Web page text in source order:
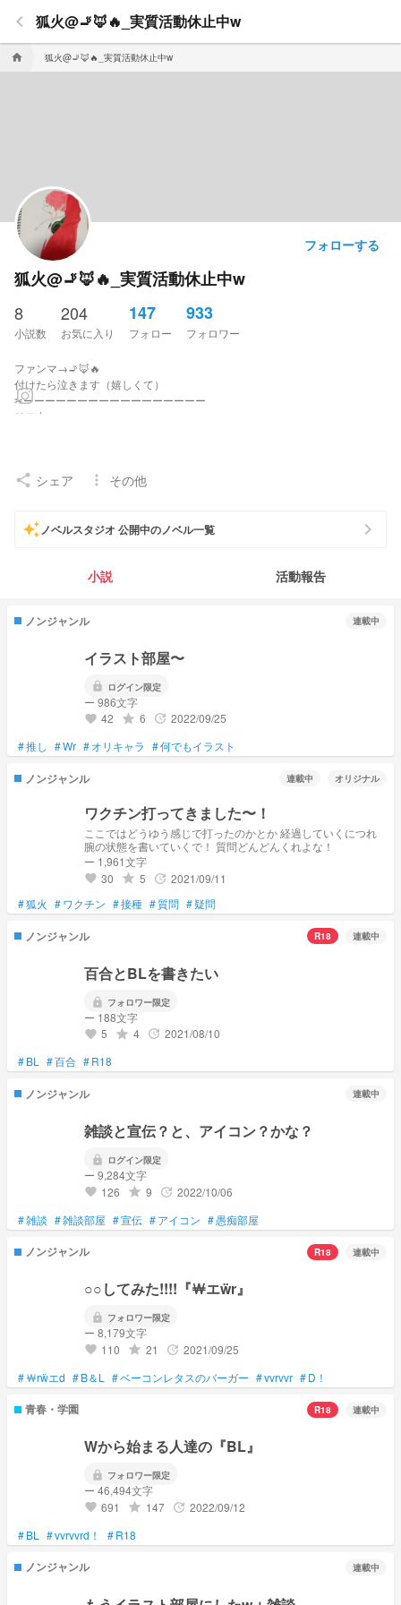
home 狐火@🚬🦊🔥_実質活動休止中w
keyboard_arrow_left 狐火@🚬🦊🔥_実質活動休止中w
フォローする
狐火@🚬🦊🔥_実質活動休止中w
8
小説数
204
お気に入り
147
フォロー
933
フォロワー
ファンマ→🚬🦊🔥
付けたら泣きます（嬉しくて）
✂ーーーーーーーーーーーーーーーーー
リア友
彼女『兎恋@逢楼のさぶ』=兎恋
妹『雷雲ミリノ』
『❅*°雪星｡.*🌙』
『 如 月 恋 。（ れ ん く ん ）』
『息できない。♥Happy🌵✨とペア画@狂舞家』＝息ねぇ
『彩吏🐷🍞@更新亀』=彩ねぇ
双子『 詩乃のサブ垢⭐@本垢活動休止中@参加型やってるから参加してぇ』
後輩『Yumi』
『楓奈🍁@体調良くなったー！』
弟子『瑞香』
家族なのに書いてない人が居たら言って！書くから！( ´･ω･`)教えてね？
✂ーーーーーーーーーーーー
あんなのファンCLUB🔯Ｎｏ．1
あると様のファンマ💫🌸🌌
ファンクラブ『💫あるふぁんの集い🌸』
れお兄のファンマ🥀🦈🥺
柊夜@誰かの裏垢@暫く浮上なし様のファンマ🌌🌙
ファンネ 夜空と月の天の川，一等星
詩乃のファンマ🚬💀⭐
兎恋のファンマ🐰➸💓💭
瑞香のファンマ🐼🚬🔪
息ねぇのファンマ🌱🎨
兎恋のファンネ兎恋🐰飼いたいです
りゆる様のファンネ→りゆるの二酸化炭素
😸紅の黒猫のファンクラブ♥Ｎｏ．21
ファンネ→風吹き抜けるレモンと若草の香り
ごめんなさい書いてないのあるかも( ´･ω･`)
あったら教えて(((´°ω°`)))
推しが尊い
白い尾の人達
頑張って検索避けした
share シェア more_vert その他
auto_awesomeノベルスタジオ 公開中のノベル一覧 chevron_right
小説 活動報告
ノンジャンル 連載中
イラスト部屋〜
lock ログイン限定
ー 986文字
favorite 42 grade 6 update 2022/09/25
#推し #Wr #オリキャラ #何でもイラスト
ノンジャンル 連載中 オリジナル
ワクチン打ってきました〜！
ここではどうゆう感じで打ったのかとか 経過していくにつれ
腕の状態を書いていくで！ 質問どんどんくれよな！
ー 1,961文字
favorite 30 grade 5 update 2021/09/11
#狐火 #ワクチン #接種 #質問 #疑問
ノンジャンル R18 連載中
百合とBLを書きたい
lock フォロワー限定
ー 188文字
favorite 5 grade 4 update 2021/08/10
#BL #百合 #R18
ノンジャンル 連載中
雑談と宣伝？と、アイコン？かな？
lock ログイン限定
ー 9,284文字
favorite 126 grade 9 update 2022/10/06
#雑談 #雑談部屋 #宣伝 #アイコン #愚痴部屋
ノンジャンル R18 連載中
○○してみた!!!!『￦エẅr』
lock フォロワー限定
ー 8,179文字
favorite 110 grade 21 update 2021/09/25
#￦rẅエd #B＆L #ベーコンレタスのバーガー #vvrvvr #D！
青春・学園 R18 連載中
Wから始まる人達の『BL』
lock フォロワー限定
ー 46,494文字
favorite 691 grade 147 update 2022/09/12
#BL #vvrvvrd！ #R18
ノンジャンル 連載中